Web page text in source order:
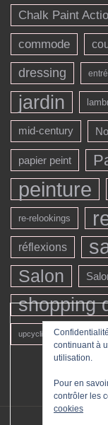
continuant à
utilisation.
Pour en
contrôler les
cookies
Chalk Paint
commode
dressing
jardin
mid-century
papier peint
peinture
re-relookings
réflexions
Salon
shopping
upcycling vintage